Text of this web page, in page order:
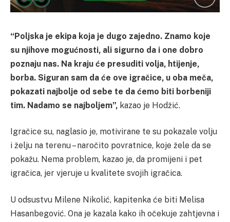
“Poljska je ekipa koja je dugo zajedno. Znamo koje
su njihove mogućnosti, ali sigurno da i one dobro
poznaju nas. Na kraju će presuditi volja, htijenje,
borba. Siguran sam da će ove igračice, u oba meča,
pokazati najbolje od sebe te da ćemo biti borbeniji
tim. Nadamo se najboljem”, kazao je Hodžić.
Igračice su, naglasio je, motivirane te su pokazale volju
i želju na terenu – naročito povratnice, koje žele da se
pokažu. Nema problem, kazao je, da promijeni i pet
igračica, jer vjeruje u kvalitete svojih igračica.
U odsustvu Milene Nikolić, kapitenka će biti Melisa
Hasanbegović. Ona je kazala kako ih očekuje zahtjevna i